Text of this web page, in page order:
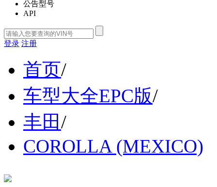
公告型号
API
登录 注册
首页/
车型大全EPC版/
丰田 /
COROLLA (MEXICO)